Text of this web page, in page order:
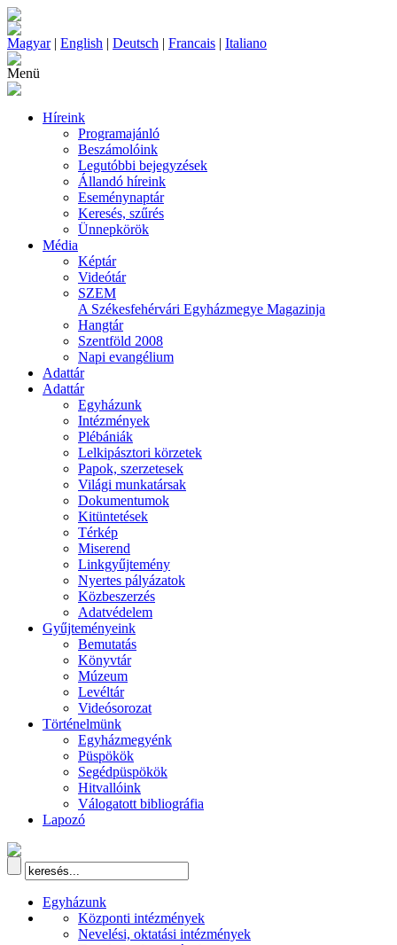
Magyar| English | Deutsch | Francais | Italiano
Menü
Híreink
Programajánló
Beszámolóink
Legutóbbi bejegyzések
Állandó híreink
Eseménynaptár
Keresés, szűrés
Ünnepkörök
Média
Képtár
Videótár
SZEM
A Székesfehérvári Egyházmegye Magazinja
Hangtár
Szentföld 2008
Napi evangélium
Adattár
Adattár
Egyházunk
Intézmények
Plébániák
Lelkipásztori körzetek
Papok, szerzetesek
Világi munkatársak
Dokumentumok
Kitüntetések
Térkép
Miserend
Linkgyűjtemény
Nyertes pályázatok
Közbeszerzés
Adatvédelem
Gyűjteményeink
Bemutatás
Könyvtár
Múzeum
Levéltár
Videósorozat
Történelmünk
Egyházmegyénk
Püspökök
Segédpüspökök
Hitvallóink
Válogatott bibliográfia
Lapozó
Egyházunk
Központi intézmények
Nevelési, oktatási intézmények